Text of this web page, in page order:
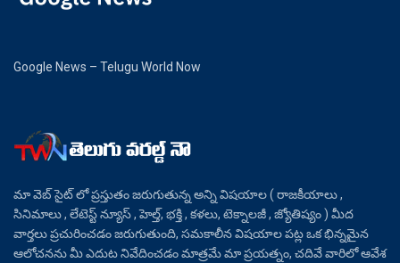
Google News – Telugu World Now
మా వెబ్ సైట్ లో ప్రస్తుతం జరుగుతున్న అన్ని విషయాల ( రాజకీయాలు ,
సినిమాలు , లేటెస్ట్ న్యూస్ , హెల్త్, భక్తి , కళలు, టెక్నాలజీ , జ్యోతిష్యం ) మీద
వార్తలు ప్రచురించడం జరుగుతుంది, సమకాలీన విషయాల పట్ల ఒక భిన్నమైన
ఆలోచనను మీ ఎదుట నివేదించడం మాత్రమే మా ప్రయత్నం, చదివే వారిలో ఆవేశ